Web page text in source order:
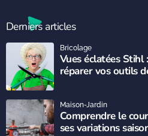
Derniers articles
Vues éclatées
réparer vos outils
Bricolage
Comprendre le
ses variations
Maison-Jardin